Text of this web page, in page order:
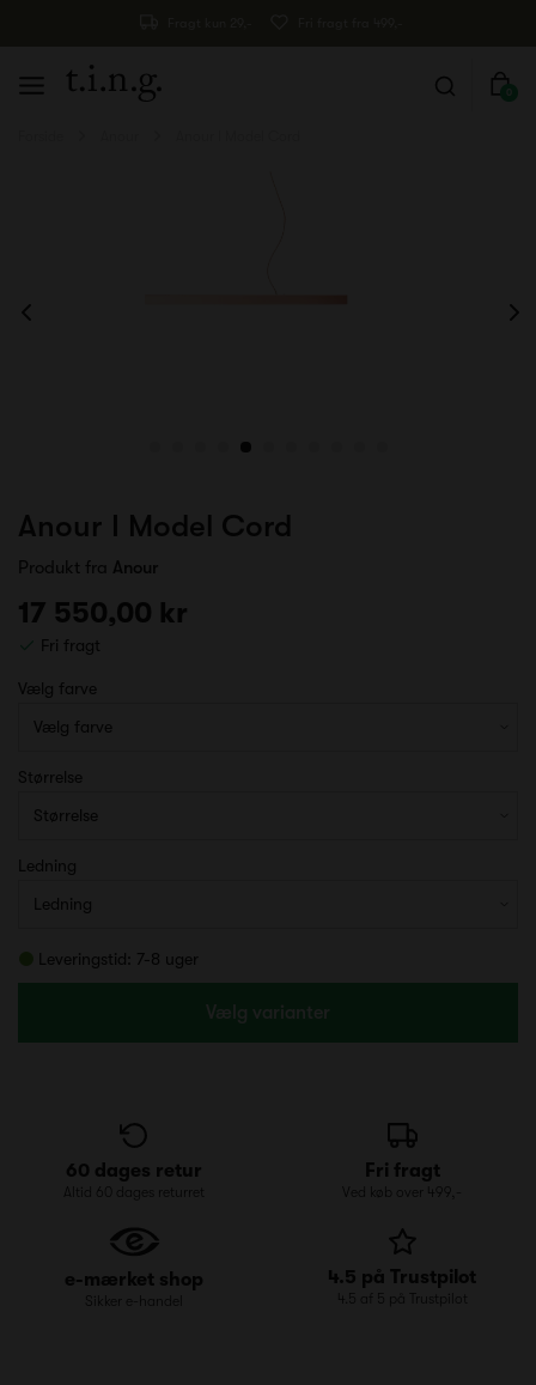
0
Anour I Model Cord
Produkt fra Anour
17 550,00 kr
Fri fragt
Vælg farve
Størrelse
Ledning
Leveringstid: 7-8 uger
Vælg varianter
60 dages retur
Altid 60 dages returret
Fri fragt
Ved køb over 499,-
e-mærket shop
Sikker e-handel
4.5 på Trustpilot
4.5 af 5 på Trustpilot